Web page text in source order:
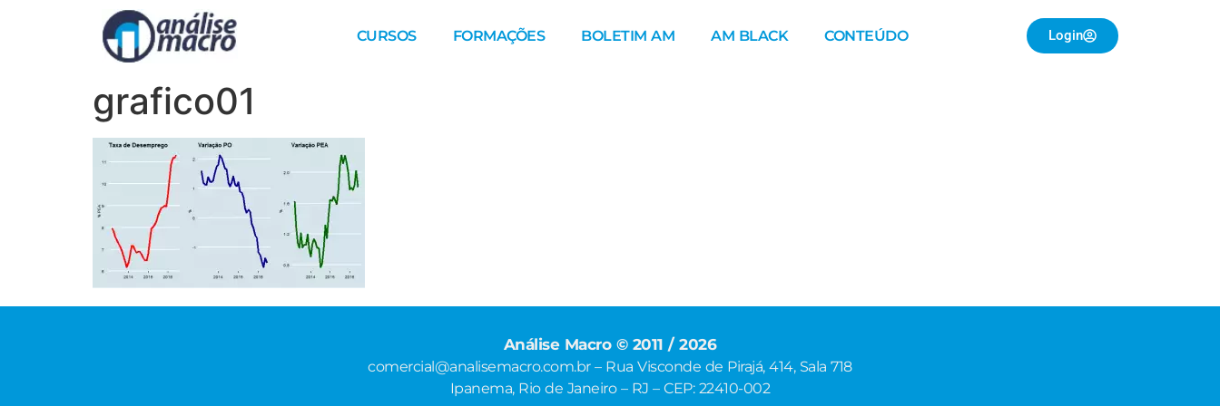
CURSOS FORMAÇÕES BOLETIM AM AM BLACK CONTEÚDO Login
grafico01
Análise Macro © 2011 / 2026
comercial@analisemacro.com.br – Rua Visconde de Pirajá, 414, Sala 718
Ipanema, Rio de Janeiro – RJ – CEP: 22410-002